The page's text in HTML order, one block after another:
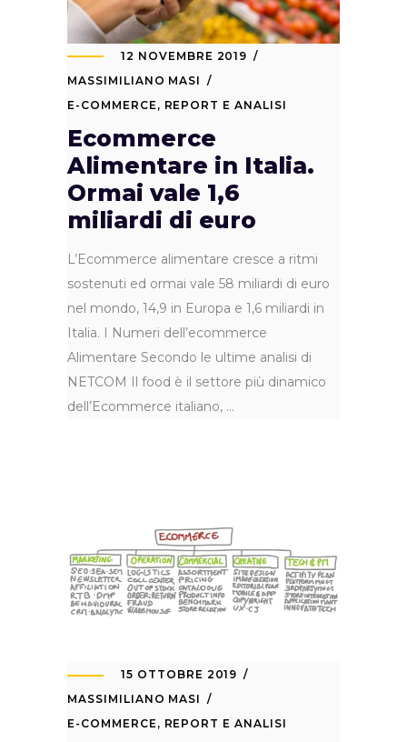
12 NOVEMBRE 2019
MASSIMILIANO MASI
E-COMMERCE , REPORT E ANALISI
Ecommerce
Alimentare in Italia.
Ormai vale 1,6
miliardi di euro
L’Ecommerce alimentare cresce a ritmi
sostenuti ed ormai vale 58 miliardi di euro
nel mondo, 14,9 in Europa e 1,6 miliardi in
Italia. I Numeri dell’ecommerce
Alimentare Secondo le ultime analisi di
NETCOM Il food è il settore più dinamico
dell’Ecommerce italiano,
15 OTTOBRE 2019
MASSIMILIANO MASI
E-COMMERCE, REPORT E ANALISI